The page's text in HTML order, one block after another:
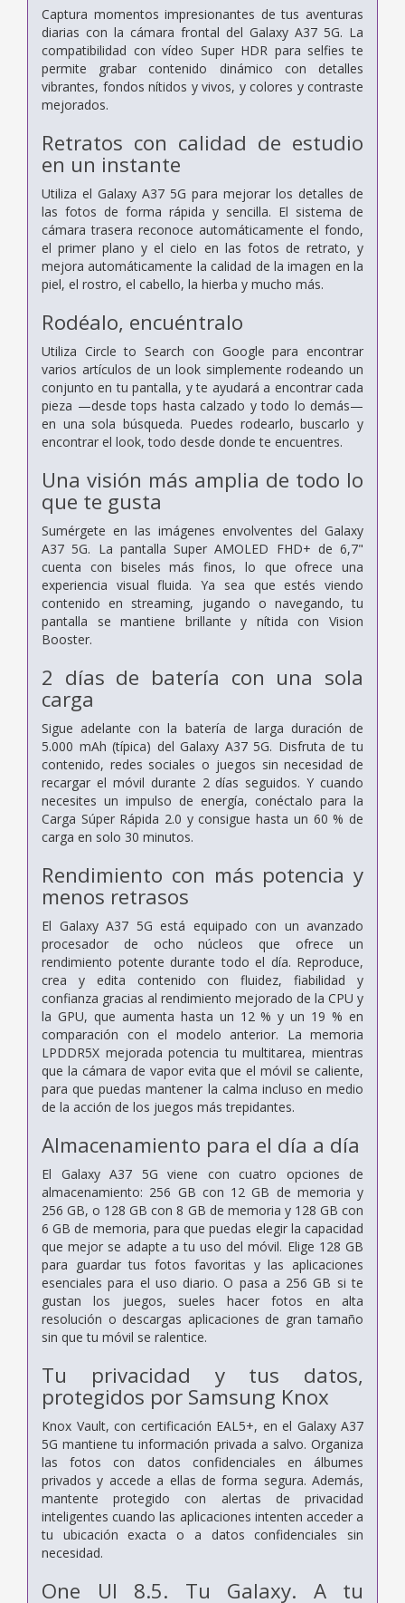
Captura momentos impresionantes de tus aventuras
diarias con la cámara frontal del Galaxy A37 5G. La
compatibilidad con vídeo Super HDR para selfies te
permite grabar contenido dinámico con detalles
vibrantes, fondos nítidos y vivos, y colores y contraste
mejorados.
Retratos con calidad de estudio
en un instante
Utiliza el Galaxy A37 5G para mejorar los detalles de
las fotos de forma rápida y sencilla. El sistema de
cámara trasera reconoce automáticamente el fondo,
el primer plano y el cielo en las fotos de retrato, y
mejora automáticamente la calidad de la imagen en la
piel, el rostro, el cabello, la hierba y mucho más.
Rodéalo, encuéntralo
Utiliza Circle to Search con Google para encontrar
varios artículos de un look simplemente rodeando un
conjunto en tu pantalla, y te ayudará a encontrar cada
pieza —desde tops hasta calzado y todo lo demás—
en una sola búsqueda. Puedes rodearlo, buscarlo y
encontrar el look, todo desde donde te encuentres.
Una visión más amplia de todo lo
que te gusta
Sumérgete en las imágenes envolventes del Galaxy
A37 5G. La pantalla Super AMOLED FHD+ de 6,7"
cuenta con biseles más finos, lo que ofrece una
experiencia visual fluida. Ya sea que estés viendo
contenido en streaming, jugando o navegando, tu
pantalla se mantiene brillante y nítida con Vision
Booster.
2 días de batería con una sola
carga
Sigue adelante con la batería de larga duración de
5.000 mAh (típica) del Galaxy A37 5G. Disfruta de tu
contenido, redes sociales o juegos sin necesidad de
recargar el móvil durante 2 días seguidos. Y cuando
necesites un impulso de energía, conéctalo para la
Carga Súper Rápida 2.0 y consigue hasta un 60 % de
carga en solo 30 minutos.
Rendimiento con más potencia y
menos retrasos
El Galaxy A37 5G está equipado con un avanzado
procesador de ocho núcleos que ofrece un
rendimiento potente durante todo el día. Reproduce,
crea y edita contenido con fluidez, fiabilidad y
confianza gracias al rendimiento mejorado de la CPU y
la GPU, que aumenta hasta un 12 % y un 19 % en
comparación con el modelo anterior. La memoria
LPDDR5X mejorada potencia tu multitarea, mientras
que la cámara de vapor evita que el móvil se caliente,
para que puedas mantener la calma incluso en medio
de la acción de los juegos más trepidantes.
Almacenamiento para el día a día
El Galaxy A37 5G viene con cuatro opciones de
almacenamiento: 256 GB con 12 GB de memoria y
256 GB, o 128 GB con 8 GB de memoria y 128 GB con
6 GB de memoria, para que puedas elegir la capacidad
que mejor se adapte a tu uso del móvil. Elige 128 GB
para guardar tus fotos favoritas y las aplicaciones
esenciales para el uso diario. O pasa a 256 GB si te
gustan los juegos, sueles hacer fotos en alta
resolución o descargas aplicaciones de gran tamaño
sin que tu móvil se ralentice.
Tu privacidad y tus datos,
protegidos por Samsung Knox
Knox Vault, con certificación EAL5+, en el Galaxy A37
5G mantiene tu información privada a salvo. Organiza
las fotos con datos confidenciales en álbumes
privados y accede a ellas de forma segura. Además,
mantente protegido con alertas de privacidad
inteligentes cuando las aplicaciones intenten acceder a
tu ubicación exacta o a datos confidenciales sin
necesidad.
One UI 8.5. Tu Galaxy. A tu